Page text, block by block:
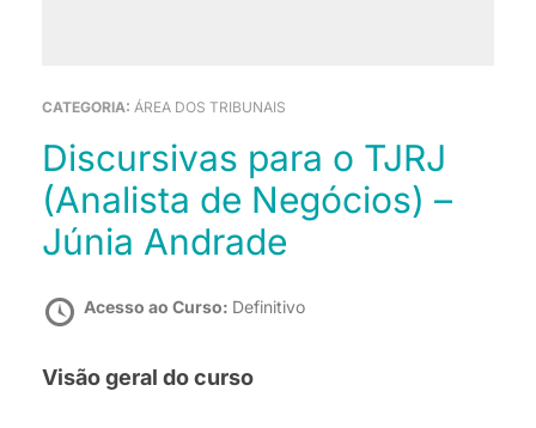
CATEGORIA: ÁREA DOS TRIBUNAIS
Discursivas para o TJRJ
(Analista de Negócios) –
Júnia Andrade
Acesso ao Curso: Definitivo
Visão geral do curso